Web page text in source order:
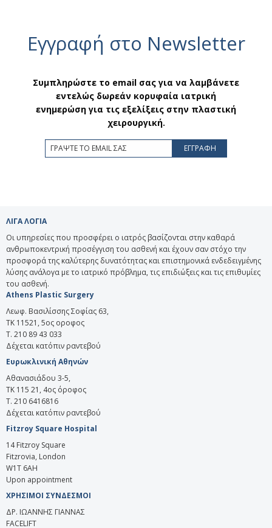
Εγγραφή στο Newsletter
Συμπληρώστε το email σας για να λαμβάνετε
εντελώς δωρεάν κορυφαία ιατρική
ενημερώση για τις εξελίξεις στην πλαστική
χειρουργική.
ΛΙΓΑ ΛΟΓΙΑ
Οι υπηρεσίες που προσφέρει ο ιατρός βασίζονται στην καθαρά
ανθρωποκεντρική προσέγγιση του ασθενή και έχουν σαν στόχο την
προσφορά της καλύτερης δυνατότητας και επιστημονικά ενδεδειγμένης
λύσης ανάλογα με το ιατρικό πρόβλημα, τις επιδιώξεις και τις επιθυμίες
του ασθενή.
Athens Plastic Surgery
Λεωφ. Βασιλίσσης Σοφίας 63,
ΤΚ 11521, 5ος οροφος
T. 210 89 43 033
Δέχεται κατόπιν ραντεβού
Ευρωκλινική Αθηνών
Αθανασιάδου 3-5,
ΤΚ 115 21, 4ος όροφος
Τ. 210 6416816
Δέχεται κατόπιν ραντεβού
Fitzroy Square Hospital
14 Fitzroy Square
Fitzrovia, London
W1T 6AH
Upon appointment
ΧΡΗΣΙΜΟΙ ΣΥΝΔΕΣΜΟΙ
ΔΡ. ΙΩΑΝΝΗΣ ΓΙΑΝΝΑΣ
FACELIFT